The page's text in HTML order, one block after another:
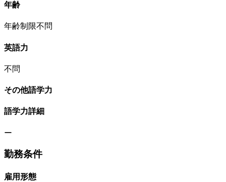
年齢
年齢制限不問
英語力
不問
その他語学力
語学力詳細
ー
勤務条件
雇用形態